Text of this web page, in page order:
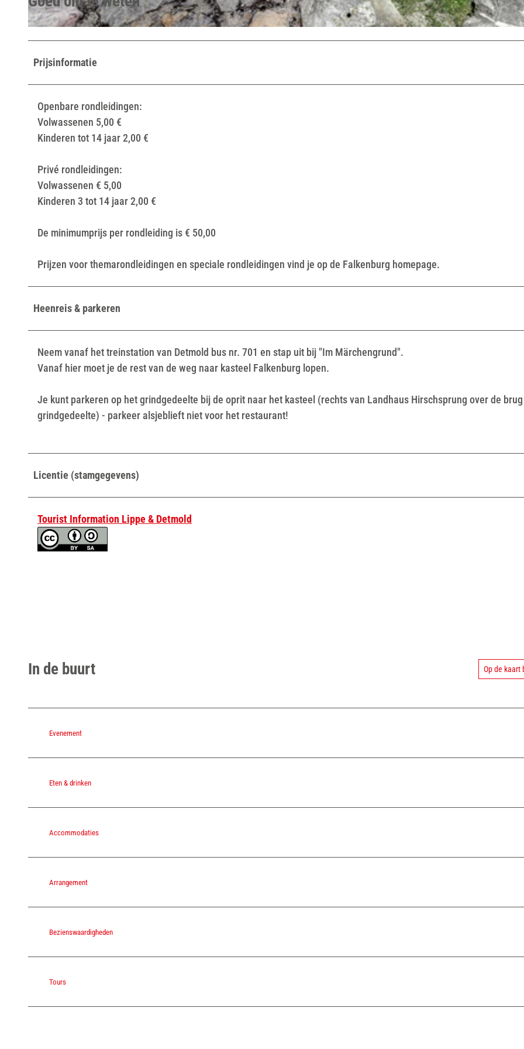
Prijsinformatie
Openbare rondleidingen:
Volwassenen 5,00 €
Kinderen tot 14 jaar 2,00 €
Privé rondleidingen:
Volwassenen € 5,00
Kinderen 3 tot 14 jaar 2,00 €
De minimumprijs per rondleiding is € 50,00
Prijzen voor themarondleidingen en speciale rondleidingen vind je op de Falkenburg homepage.
Heenreis & parkeren
Neem vanaf het treinstation van Detmold bus nr. 701 en stap uit bij "Im Märchengrund".
Vanaf hier moet je de rest van de weg naar kasteel Falkenburg lopen.
Je kunt parkeren op het grindgedeelte bij de oprit naar het kasteel (rechts van Landhaus Hirschsprung over de
grindgedeelte) - parkeer alsjeblieft niet voor het restaurant!
Licentie (stamgegevens)
Tourist Information Lippe & Detmold
In de buurt Op de kaart
Evenement
Eten & drinken
Accommodaties
Arrangement
Bezienswaardigheden
Tours